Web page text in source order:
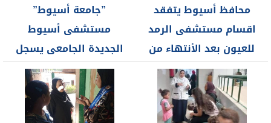
محافظ أسيوط يتفقد
اقسام مستشفى الرمد
للعيون بعد الأنتهاء من
تطويرها
”جامعة أسيوط”
مستشفى أسيوط
الجديدة الجامعى يسجل
1673 حالة بوحدة
الاستقبال خلال...